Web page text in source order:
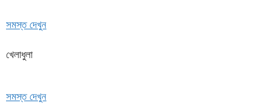
সমস্ত দেখুন
খেলাধুলা
সমস্ত দেখুন